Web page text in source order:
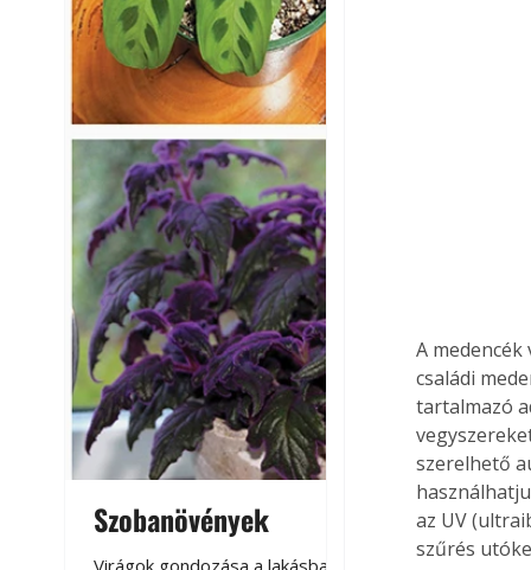
Szobanövények
Virágoskert:
teraszon,
A
családi
tartalmazó
szerelhető
az UV
szűrés